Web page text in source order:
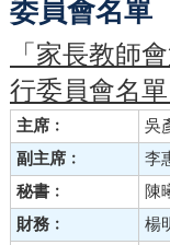
委員會名單
「家長教師
行委員會名單
主席﹕
吳
副主席﹕
李
秘書﹕
陳
財務﹕
楊